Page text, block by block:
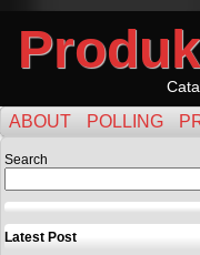
ABOUT POLLING
Search
Latest Post